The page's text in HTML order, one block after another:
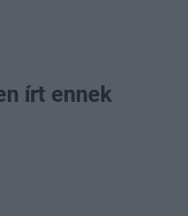
írt ennek